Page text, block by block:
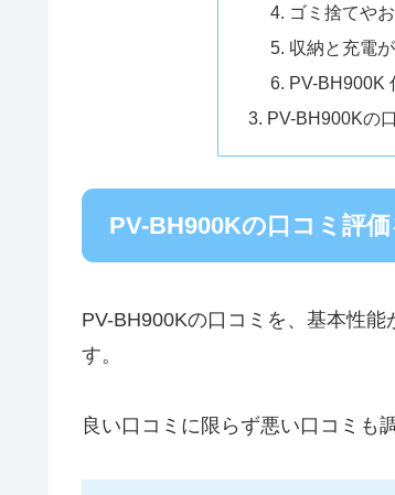
ゴミ捨てや
収納と充電
PV-BH900K
PV-BH900Kの
PV-BH900Kの口コミ評
PV-BH900Kの口コミを、基本性
す。
良い口コミに限らず悪い口コミも